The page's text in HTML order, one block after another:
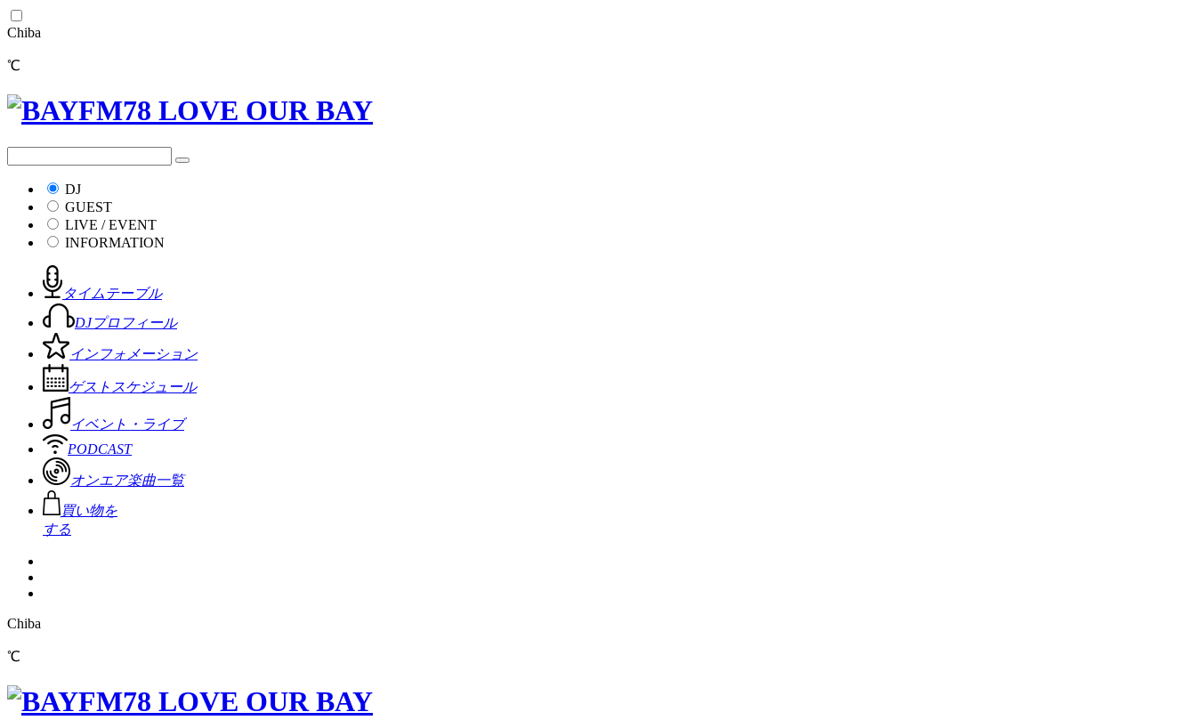
Chiba
℃
DJ
GUEST
LIVE / EVENT
INFORMATION
タイムテーブル
DJプロフィール
インフォメーション
ゲストスケジュール
イベント・ライブ
PODCAST
オンエア楽曲一覧
買い物を
する
Chiba
℃